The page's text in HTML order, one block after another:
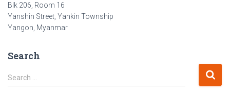
Blk 206, Room 16
Yanshin Street, Yankin Township
Yangon, Myanmar
Search
S
e
Search …